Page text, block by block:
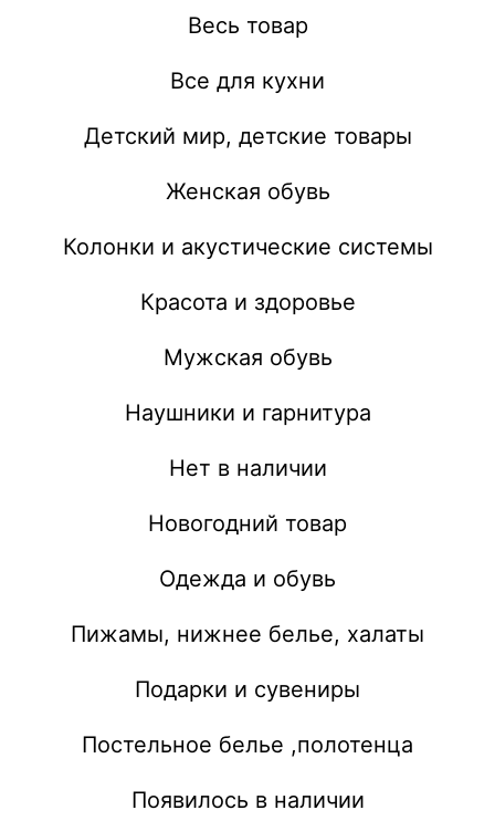
Весь товар
Все для кухни
Детский мир, детские товары
Женская обувь
Колонки и акустические системы
Красота и здоровье
Мужская обувь
Наушники и гарнитура
Нет в наличии
Новогодний товар
Одежда и обувь
Пижамы, нижнее белье, халаты
Подарки и сувениры
Постельное белье ,полотенца
Появилось в наличии